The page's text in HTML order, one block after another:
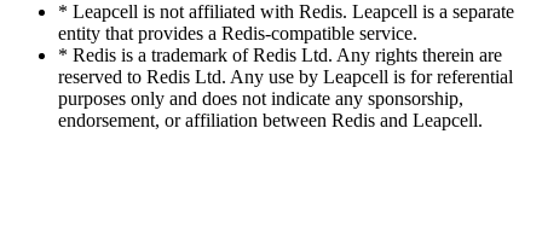
* Leapcell is not affiliated with Redis. Leapcell is a separate
entity that provides a Redis-compatible service.
* Redis is a trademark of Redis Ltd. Any rights therein are
reserved to Redis Ltd. Any use by Leapcell is for referential
purposes only and does not indicate any sponsorship,
endorsement, or affiliation between Redis and Leapcell.